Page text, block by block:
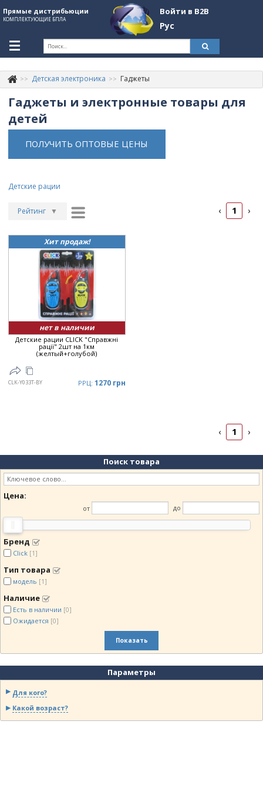
Прямые дистрибьюции
КОМПЛЕКТУЮЩИЕ БПЛА
Войти в B2B
Рус
+380507774092 Контакты
Информация о компании
Обзоры
Стать партнером
Детская электроника Гаджеты
Гаджеты и электронные товары для
детей
ПОЛУЧИТЬ ОПТОВЫЕ ЦЕНЫ
Детские рации
Рейтинг ▼
Дата ▲
▼
Цена ▲
▼
‹ 1 ›
Хит продаж!
нет в наличии
Детские рации CLICK "Справжні
рації" 2шт на 1км
(желтый+голубой)
CLK-Y033T-BY РРЦ: 1270 грн
‹ 1 ›
Поиск товара
Цена:
от до
Бренд
Click [1]
Тип товара
модель [1]
Наличие
Есть в наличии [0]
Ожидается [0]
Показать
Параметры
Для кого?
Какой возраст?